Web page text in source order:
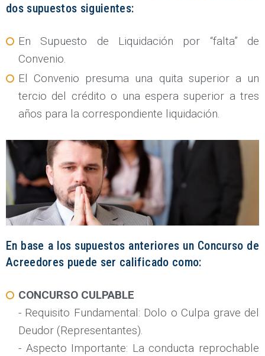
dos supuestos siguientes:
En Supuesto de Liquidación por “falta” de
Convenio.
El Convenio presuma una quita superior a un
tercio del crédito o una espera superior a tres
años para la correspondiente liquidación.
En base a los supuestos anteriores un Concurso de
Acreedores puede ser calificado como:
CONCURSO CULPABLE
- Requisito Fundamental: Dolo o Culpa grave del
Deudor (Representantes).
- Aspecto Importante: La conducta reprochable